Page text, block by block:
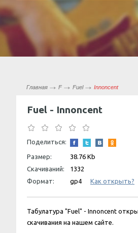
Главная F Fuel Innoncent
Fuel - Innoncent
Поделиться:
Размер:
38.76 Kb
Скачиваний:
1332
Формат:
gp4 Как открыть?
Табулатура "Fuel" - Innoncent
скачивания на нашем сайте.